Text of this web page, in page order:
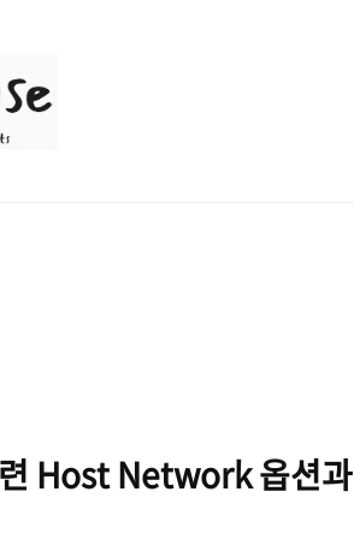
Host Network 옵션과